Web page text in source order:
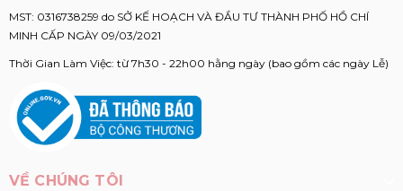
MST: 0316738259 do SỞ KẾ HOẠCH VÀ ĐẦU TƯ THÀNH PHỐ HỒ CHÍ
MINH CẤP NGÀY 09/03/2021
Thời Gian Làm Việc: từ 7h30 - 22h00 hằng ngày (bao gồm các ngày Lễ)
VỀ CHÚNG TÔI